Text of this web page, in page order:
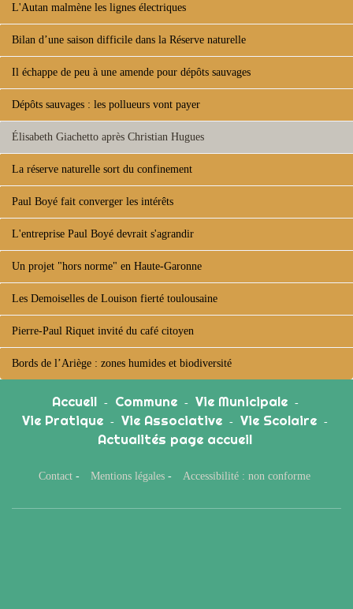
L'Autan malmène les lignes électriques
Bilan d’une saison difficile dans la Réserve naturelle
Il échappe de peu à une amende pour dépôts sauvages
Dépôts sauvages : les pollueurs vont payer
Élisabeth Giachetto après Christian Hugues
La réserve naturelle sort du confinement
Paul Boyé fait converger les intérêts
L'entreprise Paul Boyé devrait s'agrandir
Un projet "hors norme" en Haute-Garonne
Les Demoiselles de Louison fierté toulousaine
Pierre-Paul Riquet invité du café citoyen
Bords de l’Ariège : zones humides et biodiversité
Accueil - Commune - Vie Municipale -
Vie Pratique - Vie Associative - Vie Scolaire -
Actualités page accueil
Contact - Mentions légales - Accessibilité : non conforme